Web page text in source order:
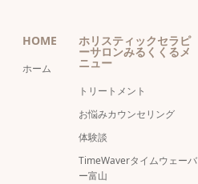
HOME
ホーム
ホリスティックセラピ
ーサロンみるくくるメ
ニュー
トリートメント
お悩みカウンセリング
体験談
TimeWaverタイムウェーバ
ー富山